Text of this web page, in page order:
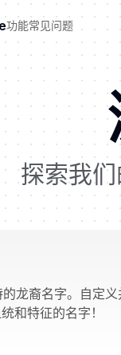
功能常见问题
探索我
龙裔名字。自定义
和特征的名字！